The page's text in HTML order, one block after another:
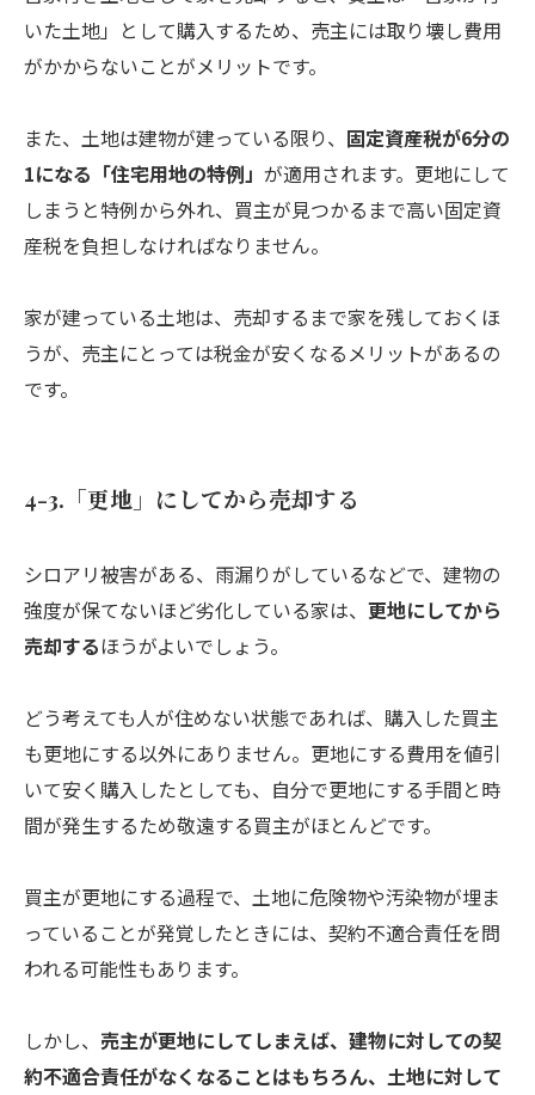
いた土地」として購入するため、売主には取り壊し費用
がかからないことがメリットです。
また、土地は建物が建っている限り、 固定資産税が6分の
1になる「住宅用地の特例」 が適用されます。更地にして
しまうと特例から外れ、買主が見つかるまで高い固定資
産税を負担しなければなりません。
家が建っている土地は、売却するまで家を残しておくほ
うが、売主にとっては税金が安くなるメリットがあるの
です。
4-3.「更地」にしてから売却する
シロアリ被害がある、雨漏りがしているなどで、建物の
強度が保てないほど劣化している家は、 更地にしてから
売却するほうがよいでしょう。
どう考えても人が住めない状態であれば、購入した買主
も更地にする以外にありません。更地にする費用を値引
いて安く購入したとしても、自分で更地にする手間と時
間が発生するため敬遠する買主がほとんどです。
買主が更地にする過程で、土地に危険物や汚染物が埋ま
っていることが発覚したときには、契約不適合責任を問
われる可能性もあります。
しかし、 売主が更地にしてしまえば、建物に対しての契
約不適合責任がなくなることはもちろん、土地に対して